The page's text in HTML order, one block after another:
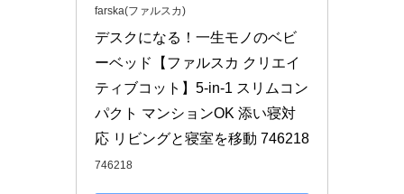
farska(ファルスカ)
デスクになる！一生モノのベビ
ーベッド【ファルスカ クリエイ
ティブコット】5-in-1 スリムコン
パクト マンションOK 添い寝対
応 リビングと寝室を移動 746218
746218